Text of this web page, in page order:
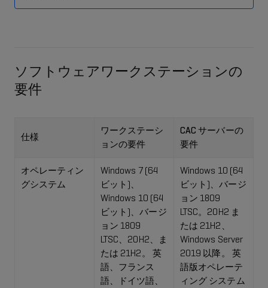
ソフトウェアワークステーションの
要件
仕様
ワークステーシ
ョンの要件
CAC サーバーの
要件
オペレーティン
グシステム
Windows 7 (64
ビット)、
Windows 10 (64
ビット)、バージ
ョン 1809
LTSC、20H2、ま
たは 21H2。 英
語、フランス
語、ドイツ語、
Windows 10 (64
ビット)、バージ
ョン 1809
LTSC。20H2 ま
たは 21H2、
Windows Server
2019 以降。 英
語版オペレーテ
ィング システム